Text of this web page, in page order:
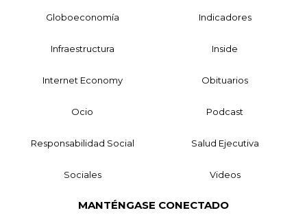
Globoeconomía Indicadores
Infraestructura Inside
Internet Economy Obituarios
Ocio Podcast
Responsabilidad Social Salud Ejecutiva
Sociales Videos
MANTÉNGASE CONECTADO